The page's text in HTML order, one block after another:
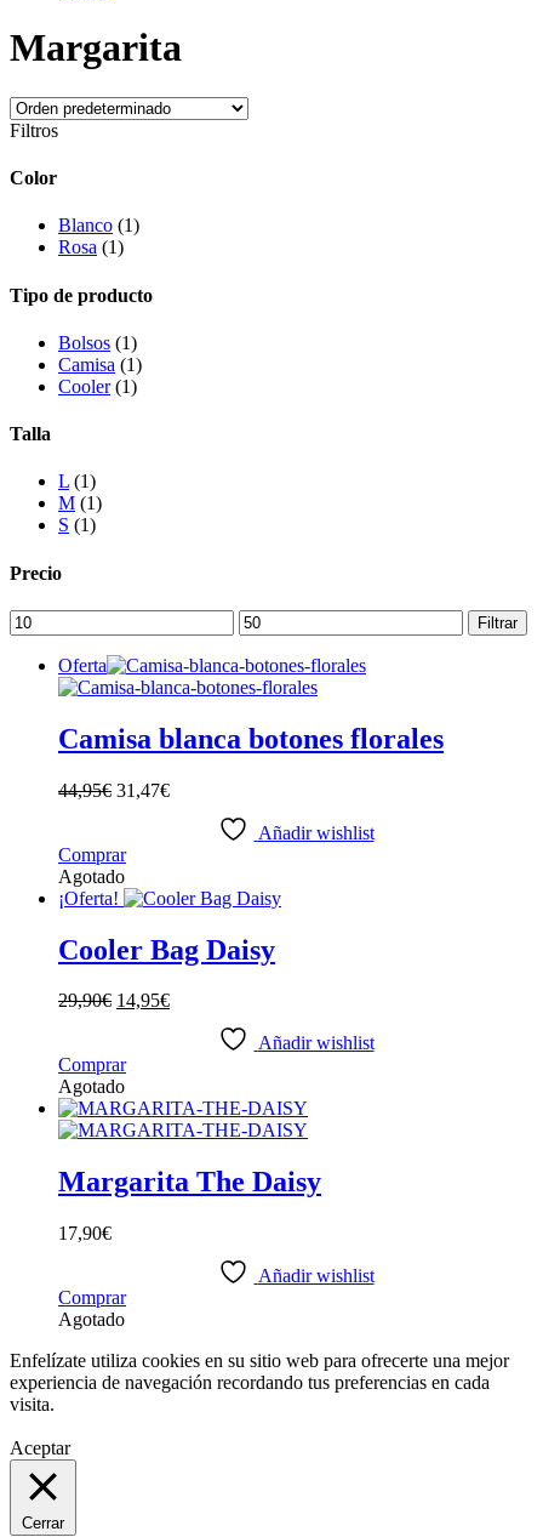
Margarita
Filtros
Color
Blanco (1)
Rosa (1)
Tipo de producto
Bolsos (1)
Camisa (1)
Cooler (1)
Talla
L (1)
M (1)
S (1)
Precio
Precio
mínimo
Precio
máximo
Filtrar
Oferta
Camisa blanca botones florales
44,95€ 31,47€
Añadir wishlist
ComprarEste
tiene
variantes.
Las
se
en
página
de
Agotado
¡Oferta!
Cooler Bag Daisy
29,90€ El
era:
29,90€.
14,95€El
Añadir wishlist
Comprar
Agotado
Margarita The Daisy
17,90€
Añadir wishlist
Comprar
Agotado
Enfelízate utiliza cookies en su sitio web para ofrecerte una mejor
experiencia de navegación recordando tus preferencias en cada
visita.
Aceptar
Cerrar